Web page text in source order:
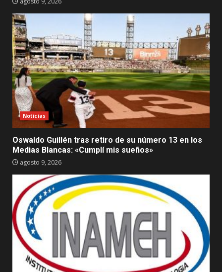
Noticias
Oswaldo Guillén tras retiro de su número 13 en los
Medias Blancas: «Cumplí mis sueños»
agosto 9, 2026